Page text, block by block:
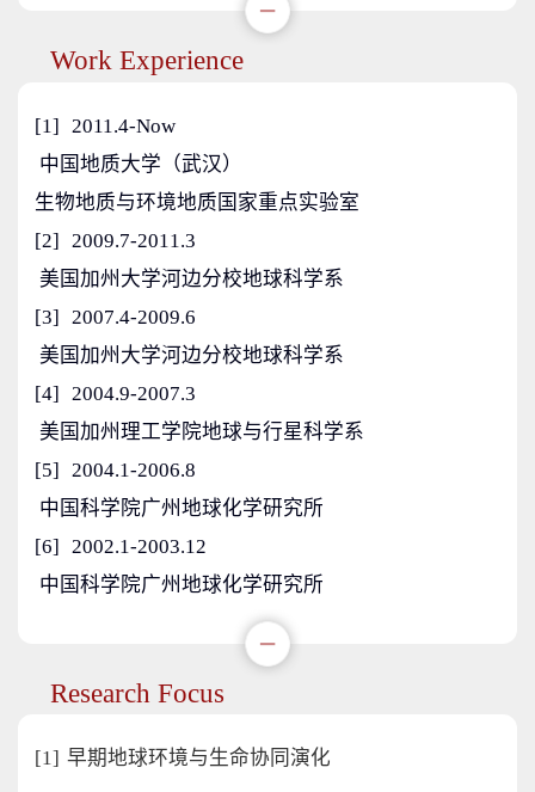
Work Experience
[1] 2011.4-Now
中国地质大学（武汉）
生物地质与环境地质国家重点实验室
[2] 2009.7-2011.3
美国加州大学河边分校地球科学系
[3] 2007.4-2009.6
美国加州大学河边分校地球科学系
[4] 2004.9-2007.3
美国加州理工学院地球与行星科学系
[5] 2004.1-2006.8
中国科学院广州地球化学研究所
[6] 2002.1-2003.12
中国科学院广州地球化学研究所
Research Focus
[1] 早期地球环境与生命协同演化